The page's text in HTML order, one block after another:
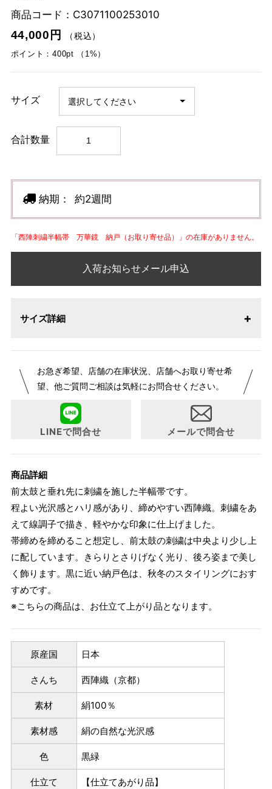
商品コード： C3071100253010
44,000円
（税込）
ポイント：400pt （1%）
サイズ
合計数量
納期： 約2週間
「西陣刺繍半幅帯 万華鏡 納戸（お取り寄せ品）」の在庫がありません。
入荷お知らせメール申込
サイズ詳細
お急ぎ希望、店舗の在庫状況、店舗へお取り寄せ希
望、他ご質問ご相談は気軽にお問合せください。
LINEで問合せ メールで問合せ
商品詳細
前太鼓と垂れ先に刺繍を施した半幅帯です。
程よい光沢感とハリ感があり、締めやすい西陣織。刺繍をあ
えて線調子で描き、軽やかな印象に仕上げました。
帯締めを締めること想定し、前太鼓の刺繍は中央より少し上
に配しています。きらりとさりげなく光り、後ろ姿まで美し
く飾ります。黒に近い納戸色は、秋冬のスタイリングにおす
すめです。
※こちらの商品は、お仕立て上がり品となります。
原産国 日本
さんち 西陣織（京都）
素材 絹100％
素材感 絹の自然な光沢感
色 黒緑
仕立て 【仕立てあがり品】